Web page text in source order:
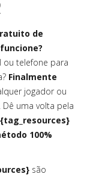
de
ou telefone para
Finalmente
jogador ou
uma volta pela
{tag_resources}
100%
são